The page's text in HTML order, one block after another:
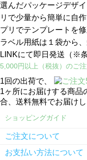
選んだパッケージデザ
リで少量から簡単に自
プリでテンプレートを
ラベル用紙は１袋から
LINKにて即日発送 （※
5,000円以上（税抜）のご
1回の出荷で、
1ヶ所にお届けする商品
合、送料無料でお届けし
ショッピングガイド
ご注文について
お支払い方法について